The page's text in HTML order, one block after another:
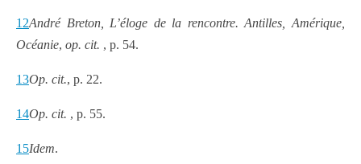
12André Breton, L’éloge de la rencontre. Antilles, Amérique,
Océanie, op. cit. , p. 54.
13Op. cit., p. 22.
14Op. cit. , p. 55.
15Idem.